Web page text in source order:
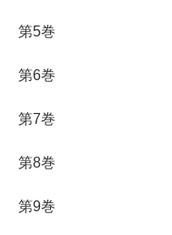
第5巻
第6巻
第7巻
第8巻
第9巻